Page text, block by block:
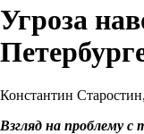
Угроза
Константин
Взгляд на проблему с